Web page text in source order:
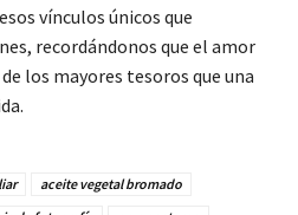
vínculos únicos que
recordándonos que el amor
los mayores tesoros que una
aceite vegetal bromado